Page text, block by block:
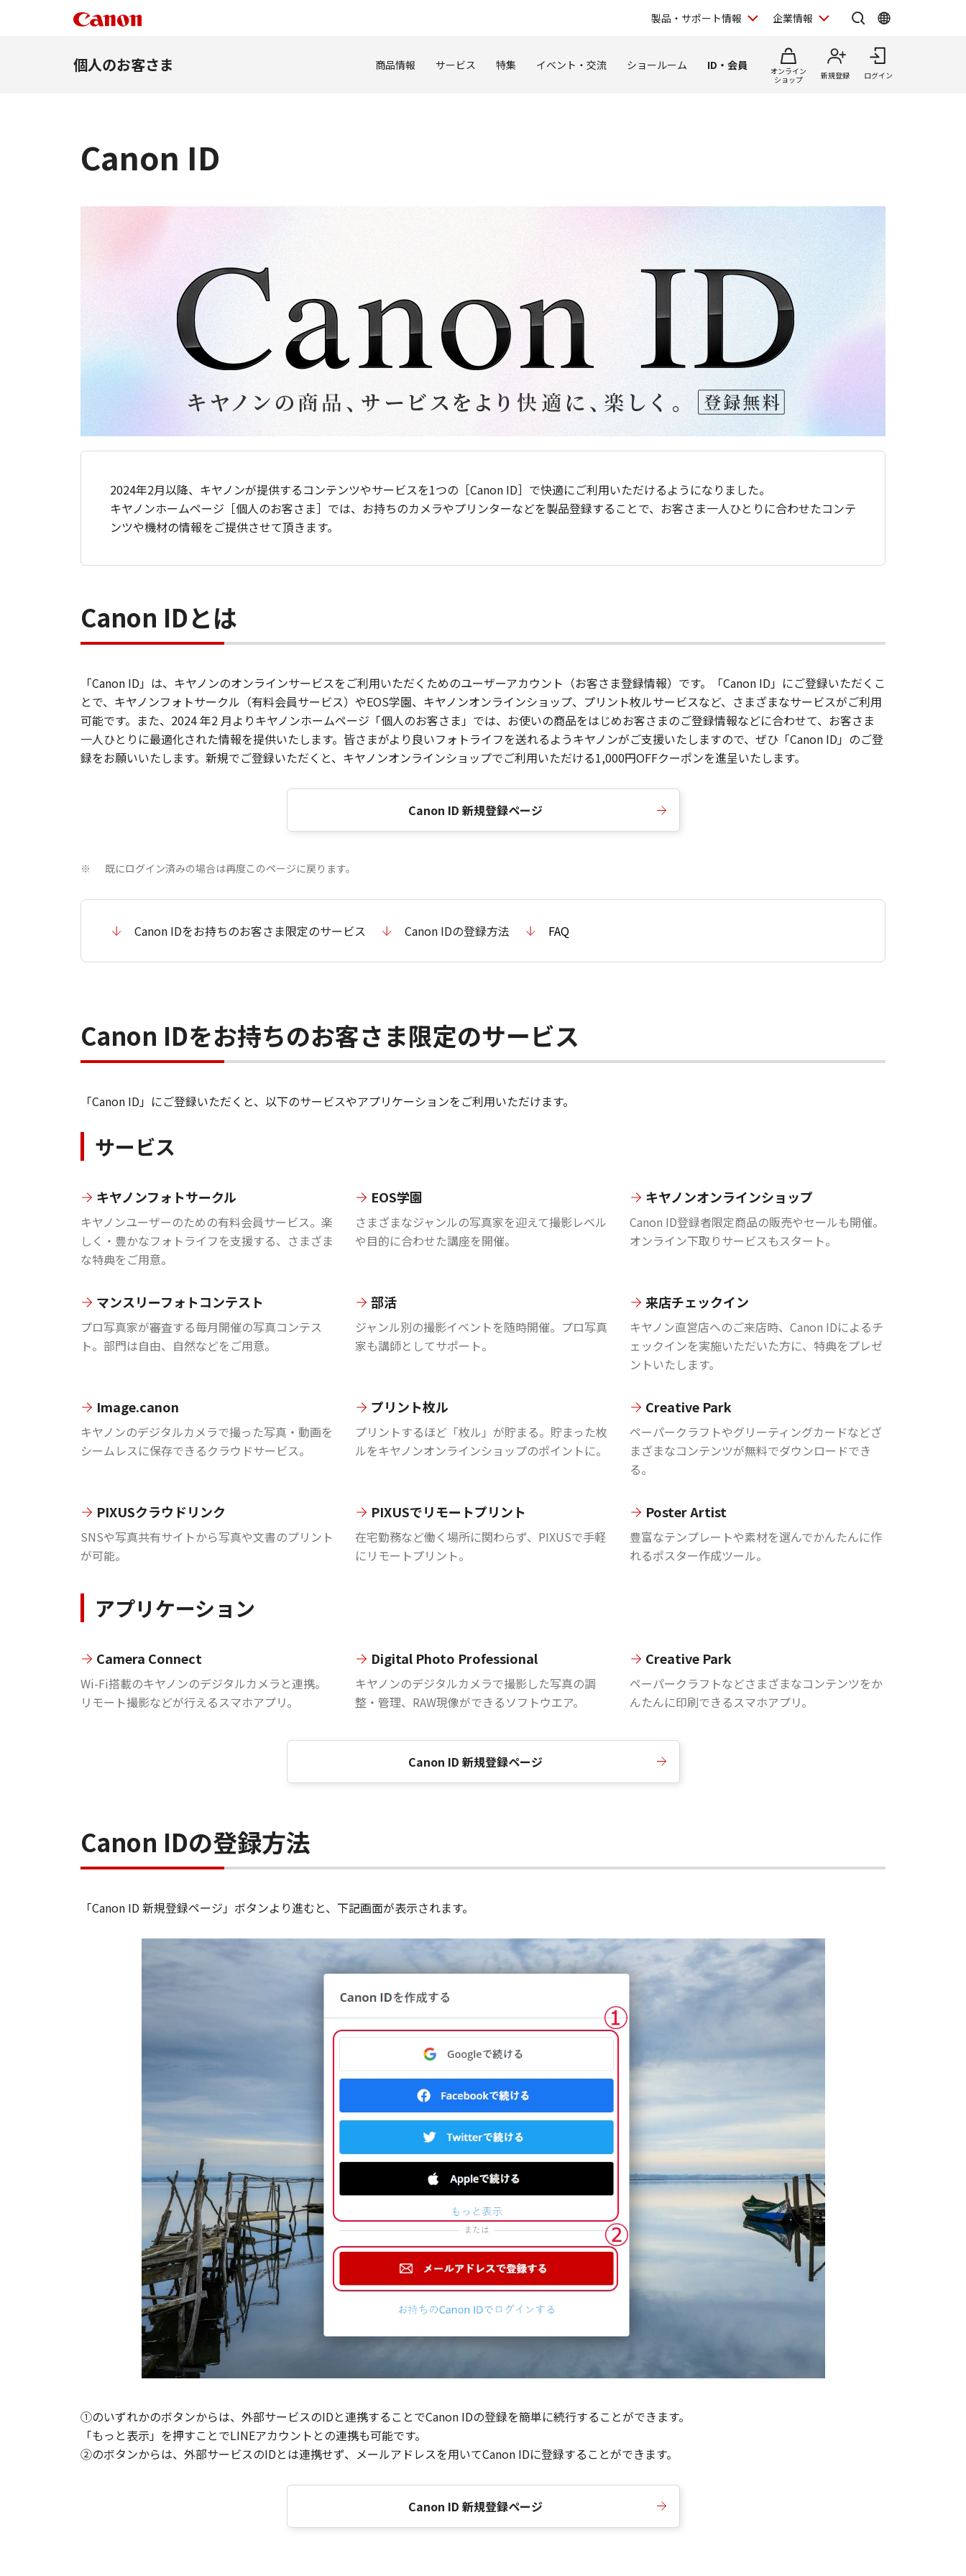
製品・サポート情報 企業情報
個人のお客さま 商品情報 サービス 特集 イベント・交流 ショールーム ID・会員
オンライン
ショップ
新規登録 ログイン
Canon ID
2024年2月以降、キヤノンが提供するコンテンツやサービスを1つの［Canon ID］で快適にご利用いただけるようになりました。
キヤノンホームページ［個人のお客さま］では、お持ちのカメラやプリンターなどを製品登録することで、お客さま一人ひとりに合わせたコンテ
ンツや機材の情報をご提供させて頂きます。
Canon IDとは
「Canon ID」は、キヤノンのオンラインサービスをご利用いただくためのユーザーアカウント（お客さま登録情報）です。「Canon ID」にご登録いただくこ
とで、キヤノンフォトサークル（有料会員サービス）やEOS学園、キヤノンオンラインショップ、プリント枚ルサービスなど、さまざまなサービスがご利用
可能です。また、2024 年2 月よりキヤノンホームページ「個人のお客さま」では、お使いの商品をはじめお客さまのご登録情報などに合わせて、お客さま
一人ひとりに最適化された情報を提供いたします。皆さまがより良いフォトライフを送れるようキヤノンがご支援いたしますので、ぜひ「Canon ID」のご登
録をお願いいたします。新規でご登録いただくと、キヤノンオンラインショップでご利用いただける1,000円OFFクーポンを進呈いたします。
Canon ID 新規登録ページ
※ 既にログイン済みの場合は再度このページに戻ります。
Canon IDをお持ちのお客さま限定のサービス Canon IDの登録方法 FAQ
Canon IDをお持ちのお客さま限定のサービス
「Canon ID」にご登録いただくと、以下のサービスやアプリケーションをご利用いただけます。
サービス
キヤノンフォトサークル
キヤノンユーザーのための有料会員サービス。楽
しく・豊かなフォトライフを支援する、さまざま
な特典をご用意。
EOS学園
さまざまなジャンルの写真家を迎えて撮影レベル
や目的に合わせた講座を開催。
キヤノンオンラインショップ
Canon ID登録者限定商品の販売やセールも開催。
オンライン下取りサービスもスタート。
マンスリーフォトコンテスト
プロ写真家が審査する毎月開催の写真コンテス
ト。部門は自由、自然などをご用意。
部活
ジャンル別の撮影イベントを随時開催。プロ写真
家も講師としてサポート。
来店チェックイン
キヤノン直営店へのご来店時、Canon IDによるチ
ェックインを実施いただいた方に、特典をプレゼ
ントいたします。
Image.canon
キヤノンのデジタルカメラで撮った写真・動画を
シームレスに保存できるクラウドサービス。
プリント枚ル
プリントするほど「枚ル」が貯まる。貯まった枚
ルをキヤノンオンラインショップのポイントに。
Creative Park
ペーパークラフトやグリーティングカードなどざ
まざまなコンテンツが無料でダウンロードでき
る。
PIXUSクラウドリンク
SNSや写真共有サイトから写真や文書のプリント
が可能。
PIXUSでリモートプリント
在宅勤務など働く場所に関わらず、PIXUSで手軽
にリモートプリント。
Poster Artist
豊富なテンプレートや素材を選んでかんたんに作
れるポスター作成ツール。
アプリケーション
Camera Connect
Wi-Fi搭載のキヤノンのデジタルカメラと連携。
リモート撮影などが行えるスマホアプリ。
Digital Photo Professional
キヤノンのデジタルカメラで撮影した写真の調
整・管理、RAW現像ができるソフトウエア。
Creative Park
ペーパークラフトなどさまざまなコンテンツをか
んたんに印刷できるスマホアプリ。
Canon ID 新規登録ページ
Canon IDの登録方法
「Canon ID 新規登録ページ」ボタンより進むと、下記画面が表示されます。
①のいずれかのボタンからは、外部サービスのIDと連携することでCanon IDの登録を簡単に続行することができます。
「もっと表示」を押すことでLINEアカウントとの連携も可能です。
②のボタンからは、外部サービスのIDとは連携せず、メールアドレスを用いてCanon IDに登録することができます。
Canon ID 新規登録ページ